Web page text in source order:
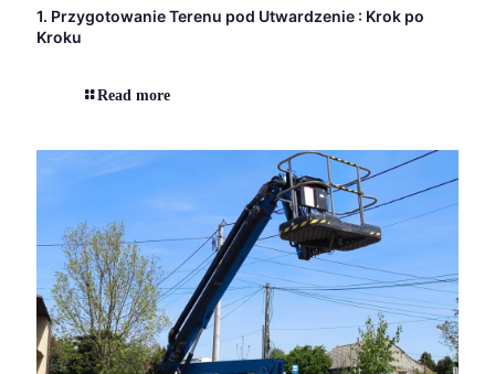
1. Przygotowanie Terenu pod Utwardzenie : Krok po
Kroku
Read more